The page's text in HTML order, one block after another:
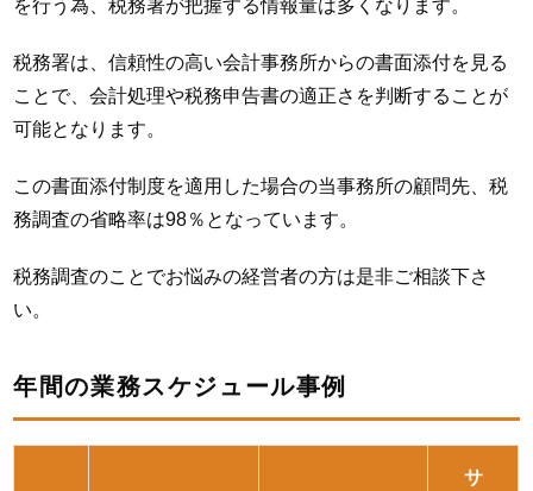
を行う為、税務署が把握する情報量は多くなります。
税務署は、信頼性の高い会計事務所からの書面添付を見る
ことで、会計処理や税務申告書の適正さを判断することが
可能となります。
この書面添付制度を適用した場合の当事務所の顧問先、税
務調査の省略率は98％となっています。
税務調査のことでお悩みの経営者の方は是非ご相談下さ
い。
年間の業務スケジュール事例
サ